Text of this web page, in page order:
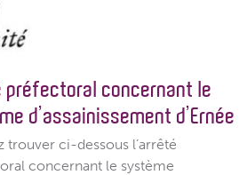
préfectoral concernant le
d’assainissement d’Ernée
trouver ci-dessous l’arrêté
concernant le système